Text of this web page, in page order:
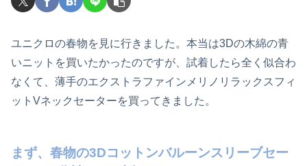
ユニクロの春物を見に行きました。本当は3Dの木綿の青
いニットを買いたかったのですが、試着したら全く似合わ
なくて、薄手のエクストラファインメリノリラックスフィ
ットVネックセーターを買ってきました。
まず、春物の3Dコットンバルーンスリーブセー